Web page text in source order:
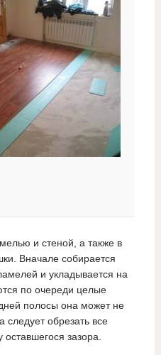
и стеной, а также в
Вначале собирается
и укладывается на
по очереди целые
полосы она может не
следует обрезать все
зазора.